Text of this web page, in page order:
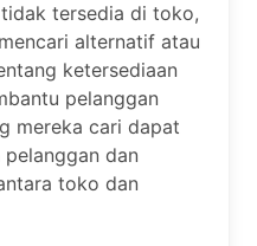
tersedia di toko,
alternatif atau
ketersediaan
pelanggan
mereka cari dapat
dan
toko dan